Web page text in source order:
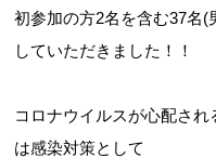
初参加の方2名を含む37名(
していただきました！！
コロナウイルスが心配さ
は感染対策として